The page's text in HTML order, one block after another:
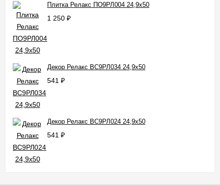
Плитка Релакс ПО9РЛ004 24,9x50
1 250 ₽
Декор Релакс ВС9РЛ034 24,9x50
541 ₽
Декор Релакс ВС9РЛ024 24,9x50
541 ₽